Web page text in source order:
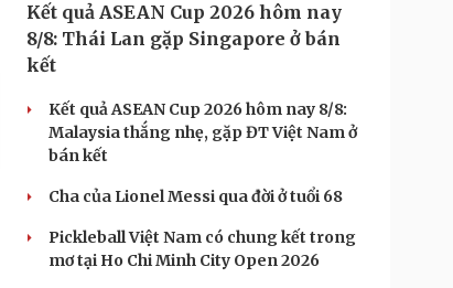
Kết quả ASEAN Cup 2026 hôm nay
8/8: Thái Lan gặp Singapore ở bán
kết
Kết quả ASEAN Cup 2026 hôm nay 8/8:
Malaysia thắng nhẹ, gặp ĐT Việt Nam ở
bán kết
Cha của Lionel Messi qua đời ở tuổi 68
Pickleball Việt Nam có chung kết trong
mơ tại Ho Chi Minh City Open 2026